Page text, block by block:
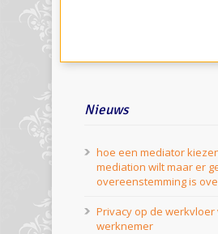
Nieuws
hoe een mediator
mediation wilt maar er
overeenstemming is
Privacy op de
werknemer